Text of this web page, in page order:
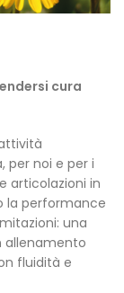
cura
per noi e per i
articolazioni in
la performance
una
allenamento
fluidità e